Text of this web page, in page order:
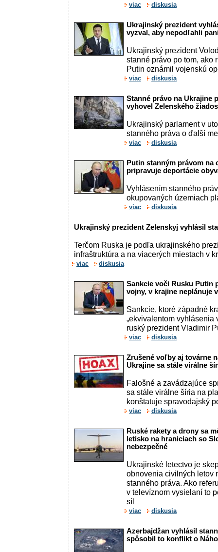
viac diskusia
Ukrajinský prezident
vyzval, aby nepodľahli
Ukrajinský prezident
stanné právo po tom, ako
Putin oznámil vojenskú
viac diskusia
Stanné právo na Ukrajine
vyhovel Zelenského
Ukrajinský parlament v
stanného práva o ďalší
viac diskusia
Putin stanným právom na
pripravuje deportácie
Vyhlásením stanného
okupovaných územiach
viac diskusia
Ukrajinský prezident Zelenskyj vyhlásil
Terčom Ruska je podľa ukrajinského
infraštruktúra a na viacerých miestach v
viac diskusia
Sankcie voči Rusku Putin
vojny, v krajine neplánuje
Sankcie, ktoré západné
„ekvivalentom vyhlásenia
ruský prezident Vladimir
viac diskusia
Zrušené voľby aj továrne
Ukrajine sa stále virálne
Falošné a zavádzajúce
sa stále virálne šíria na
konštatuje spravodajský
viac diskusia
Ruské rakety a drony sa
letisko na hraniciach so
nebezpečné
Ukrajinské letectvo je
obnovenia civilných letov
stanného práva. Ako
v televíznom vysielaní to
síl
viac diskusia
Azerbajdžan vyhlásil
spôsobil to konflikt o